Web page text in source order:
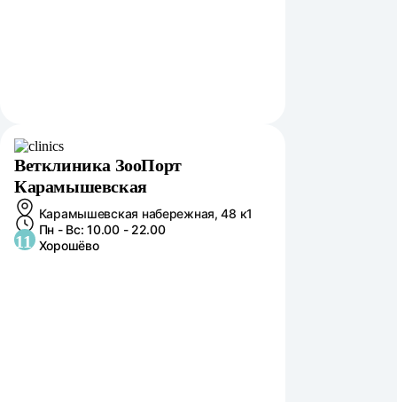
Ветклиника ЗооПорт
Карамышевская
Карамышевская набережная, 48 к1
Пн - Вс: 10.00 - 22.00
11 Хорошёво